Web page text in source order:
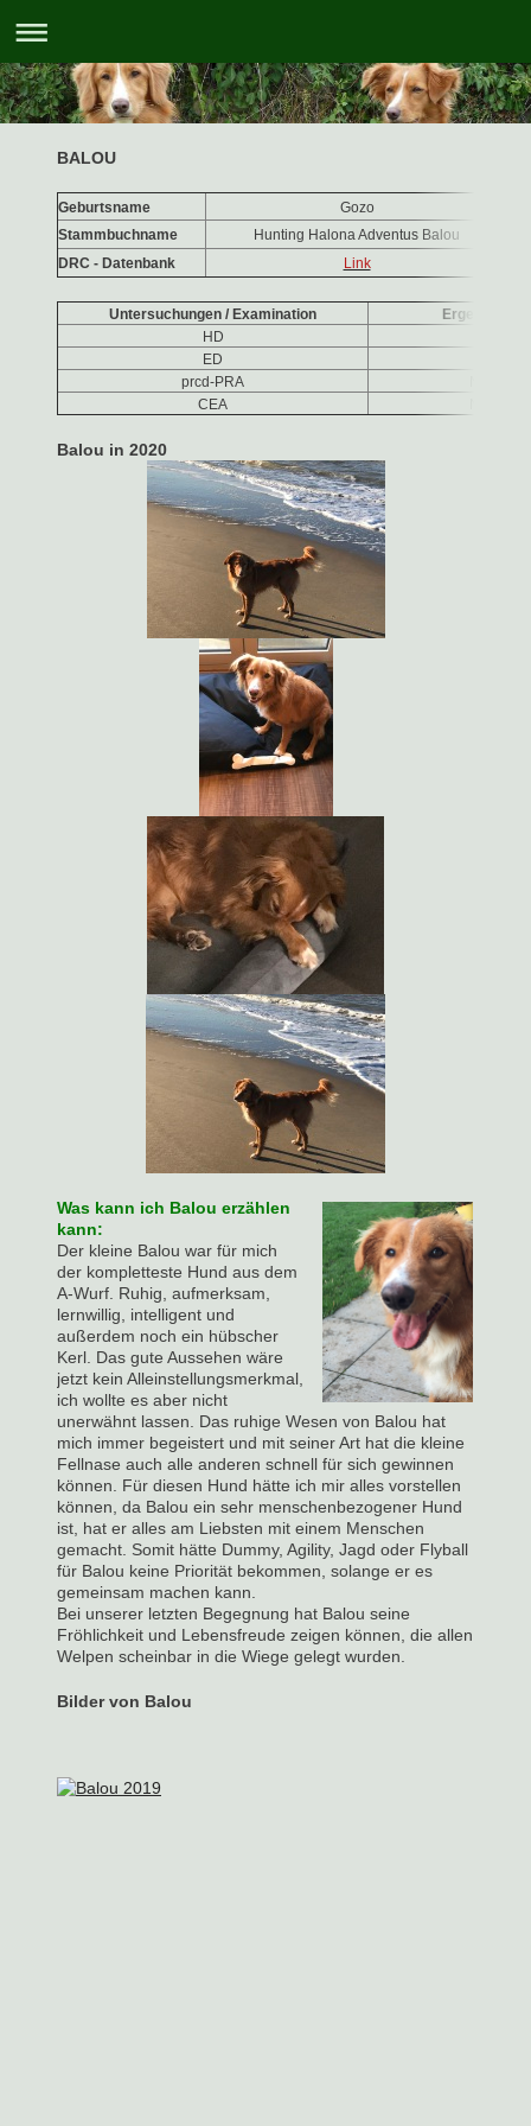
BALOU
Geburtsname Gozo
Stammbuchname
Hunting Halona Adventus Balou
DRC - Datenbank
Link
Untersuchungen / Examination
Ergebnisse /
HD
ED
prcd-PRA
CEA
Balou in 2020
Was kann ich Balou erzählen
kann:
Der kleine Balou war für mich
der kompletteste Hund aus dem
A-Wurf. Ruhig, aufmerksam,
lernwillig, intelligent und
außerdem noch ein hübscher
Kerl. Das gute Aussehen wäre
jetzt kein Alleinstellungsmerkmal,
ich wollte es aber nicht
unerwähnt lassen. Das ruhige Wesen von Balou hat
mich immer begeistert und mit seiner Art hat die kleine
Fellnase auch alle anderen schnell für sich gewinnen
können. Für diesen Hund hätte ich mir alles vorstellen
können, da Balou ein sehr menschenbezogener Hund
ist, hat er alles am Liebsten mit einem Menschen
gemacht. Somit hätte Dummy, Agility, Jagd oder Flyball
für Balou keine Priorität bekommen, solange er es
gemeinsam machen kann.
Bei unserer letzten Begegnung hat Balou seine
Fröhlichkeit und Lebensfreude zeigen können, die allen
Welpen scheinbar in die Wiege gelegt wurden.
Bilder von Balou